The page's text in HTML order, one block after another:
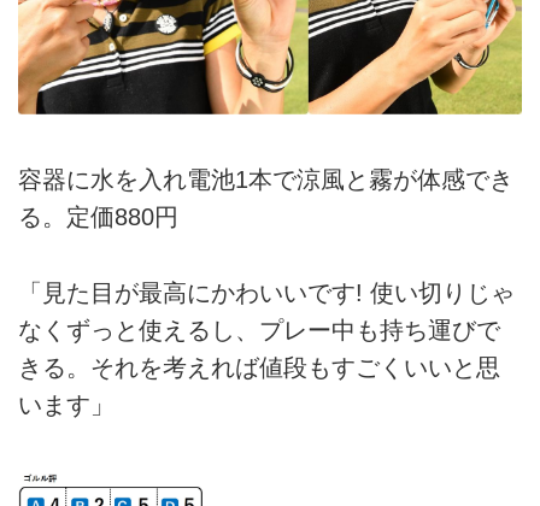
容器に水を入れ電池1本で涼風と霧が体感でき
る。定価880円
「見た目が最高にかわいいです! 使い切りじゃ
なくずっと使えるし、プレー中も持ち運びで
きる。それを考えれば値段もすごくいいと思
います」